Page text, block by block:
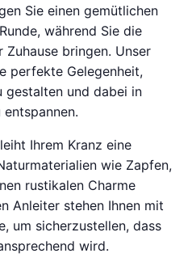
Sie einen gemütlichen
während Sie die
bringen. Unser
perfekte Gelegenheit,
gestalten und dabei in
Ihrem Kranz eine
wie Zapfen,
rustikalen Charme
Anleiter stehen Ihnen mit
um sicherzustellen, dass
wird.